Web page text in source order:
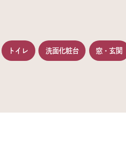
トイレ 洗面化粧台 窓・玄関